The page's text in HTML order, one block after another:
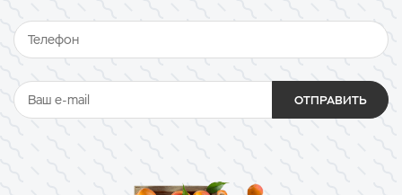
ОТПРАВИТЬ